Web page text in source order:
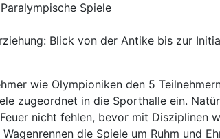
Spiele
Blick von der Antike bis zur
wie Olympioniken den 5
zugeordnet in die Sporthalle ein.
nicht fehlen, bevor mit Disziplinen
die Spiele um Ruhm und